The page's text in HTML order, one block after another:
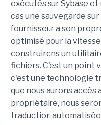
exécutés sur Sybase
cas une sauvegarde
fournisseur a son
optimisé pour la
construirons un
fichiers. C'est un point
c'est une technologie
que nous aurons accès
propriétaire, nous
traduction